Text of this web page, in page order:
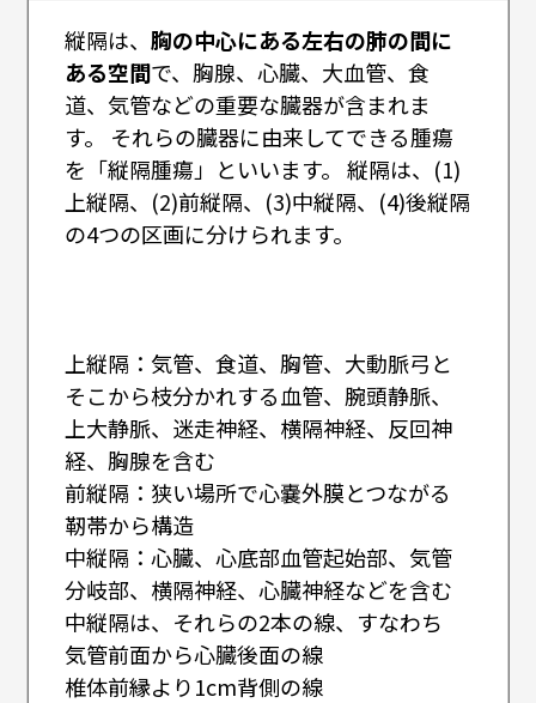
縦隔は、胸の中心にある左右の肺の間に
ある空間で、胸腺、心臓、大血管、食
道、気管などの重要な臓器が含まれま
す。 それらの臓器に由来してできる腫瘍
を「縦隔腫瘍」といいます。 縦隔は、(1)
上縦隔、(2)前縦隔、(3)中縦隔、(4)後縦隔
の4つの区画に分けられます。
上縦隔：気管、食道、胸管、大動脈弓と
そこから枝分かれする血管、腕頭静脈、
上大静脈、迷走神経、横隔神経、反回神
経、胸腺を含む
前縦隔：狭い場所で心嚢外膜とつながる
靭帯から構造
中縦隔：心臓、心底部血管起始部、気管
分岐部、横隔神経、心臓神経などを含む
中縦隔は、それらの2本の線、すなわち
気管前面から心臓後面の線
椎体前縁より1cm背側の線